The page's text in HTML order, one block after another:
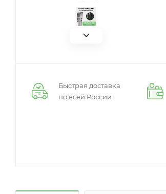
Быстрая доставка
по всей России